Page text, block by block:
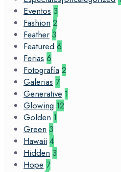
Eventos 3
Fashion 2
Feather 3
Featured 6
Ferias 6
Fotografía 2
Galerias 7
Generative 1
Glowing 12
Golden 1
Green 3
Hawaii 4
Hidden 3
Hope 7